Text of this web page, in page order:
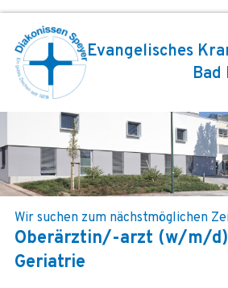
Evangelisches
Bad
Wir suchen zum nächstmöglichen
Oberärztin/-arzt (w/m/
Geriatrie